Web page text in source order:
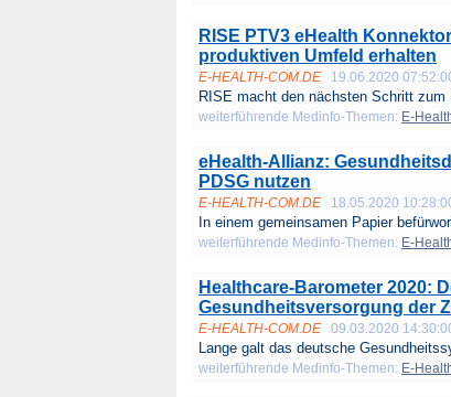
RISE PTV3 eHealth
produktiven Umfeld erhalten
E-HEALTH-COM.DE 19.06.2020
RISE macht den nächsten Schritt zum
weiterführende Medinfo-Themen: E-
eHealth-Allianz:
PDSG nutzen
E-HEALTH-COM.DE 18.05.2020
In einem gemeinsamen Papier
weiterführende Medinfo-Themen: E-
Healthcare-Barometer 2020:
Gesundheitsversorgung der
E-HEALTH-COM.DE 09.03.2020
Lange galt das deutsche
weiterführende Medinfo-Themen: E-